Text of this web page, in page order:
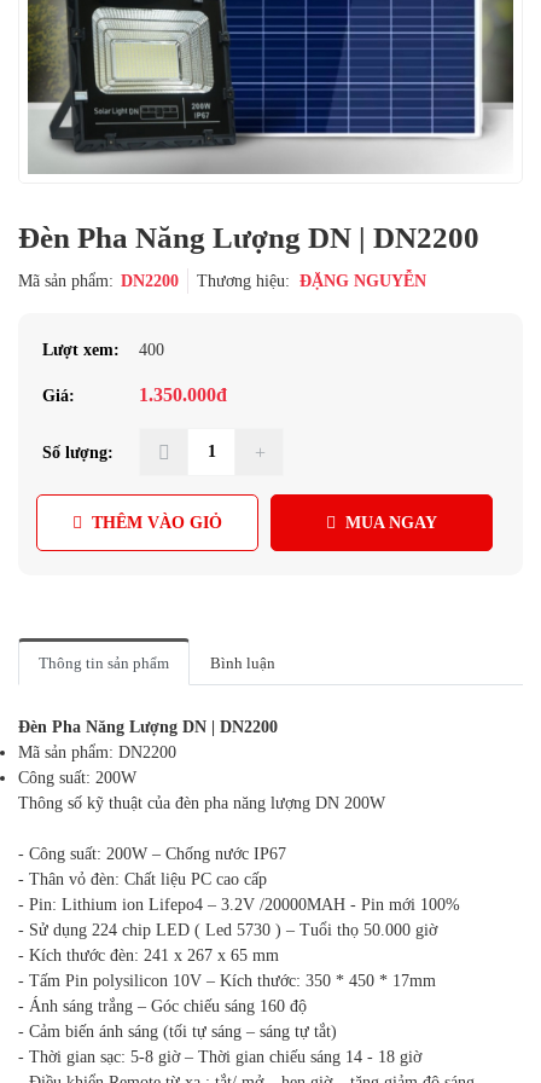
Đèn Pha Năng Lượng DN | DN2200
Mã sản phẩm: DN2200 Thương hiệu: ĐẶNG NGUYỄN
Lượt xem: 400
Giá: 1.350.000đ
Số lượng:
THÊM VÀO GIỎ MUA NGAY
Thông tin sản phẩm Bình luận
Đèn Pha Năng Lượng DN | DN2200
Mã sản phẩm: DN2200
Công suất: 200W
Thông số kỹ thuật của đèn pha năng lượng DN 200W
- Công suất: 200W – Chống nước IP67
- Thân vỏ đèn: Chất liệu PC cao cấp
- Pin: Lithium ion Lifepo4 – 3.2V /20000MAH - Pin mới 100%
- Sử dụng 224 chip LED ( Led 5730 ) – Tuổi thọ 50.000 giờ
- Kích thước đèn: 241 x 267 x 65 mm
- Tấm Pin polysilicon 10V – Kích thước: 350 * 450 * 17mm
- Ánh sáng trắng – Góc chiếu sáng 160 độ
- Cảm biến ánh sáng (tối tự sáng – sáng tự tắt)
- Thời gian sạc: 5-8 giờ – Thời gian chiếu sáng 14 - 18 giờ